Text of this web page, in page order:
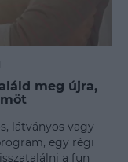
meg újra,
látványos vagy
egy régi
a fun